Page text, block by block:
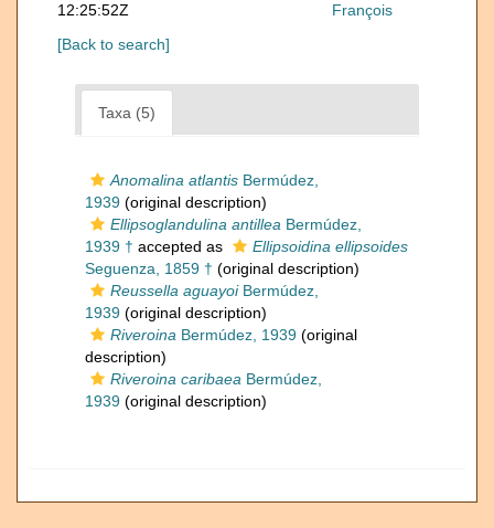
12:25:52Z
François
[Back to search]
Taxa (5)
Anomalina atlantis Bermúdez,
1939 (original description)
Ellipsoglandulina antillea Bermúdez,
1939 † accepted as
Ellipsoidina ellipsoides
Seguenza, 1859 † (original description)
Reussella aguayoiBermúdez,
1939 (original description)
Riveroina Bermúdez, 1939 (original
description)
Riveroina caribaea Bermúdez,
1939 (original description)